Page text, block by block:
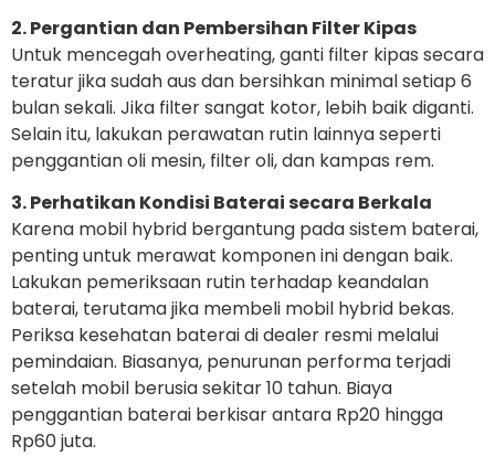
2. Pergantian dan Pembersihan Filter Kipas
Untuk mencegah overheating, ganti filter kipas secara
teratur jika sudah aus dan bersihkan minimal setiap 6
bulan sekali. Jika filter sangat kotor, lebih baik diganti.
Selain itu, lakukan perawatan rutin lainnya seperti
penggantian oli mesin, filter oli, dan kampas rem.
3. Perhatikan Kondisi Baterai secara Berkala
Karena mobil hybrid bergantung pada sistem baterai,
penting untuk merawat komponen ini dengan baik.
Lakukan pemeriksaan rutin terhadap keandalan
baterai, terutama jika membeli mobil hybrid bekas.
Periksa kesehatan baterai di dealer resmi melalui
pemindaian. Biasanya, penurunan performa terjadi
setelah mobil berusia sekitar 10 tahun. Biaya
penggantian baterai berkisar antara Rp20 hingga
Rp60 juta.